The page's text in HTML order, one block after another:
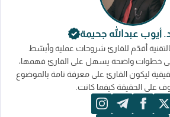
أيوب عبدالله جحيمة
أقدّم للقارئ شروحات عملية وأبسّط
خطوات واضحة يسهل على القارئ فهمها،
ليكون القارئ على معرفة تامة بالموضوع
على الحقيقة كيفما كانت.
x
facebook
telegram
instagram